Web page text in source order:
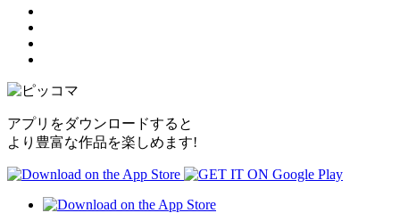
アプリをダウンロードすると
より豊富な作品を楽しめます!